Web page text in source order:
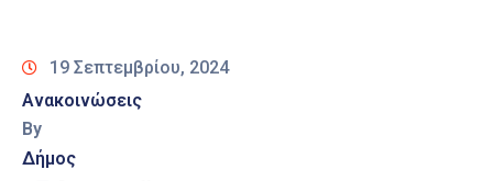
19 Σεπτεμβρίου, 2024
Ανακοινώσεις
By
Δήμος